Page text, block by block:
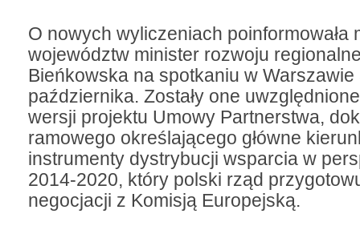
O nowych wyliczeniach poinformowała
województw minister rozwoju
Bieńkowska na spotkaniu w Warszawie
października. Zostały one
wersji projektu Umowy Partnerstwa,
ramowego określającego główne
instrumenty dystrybucji wsparcia w
2014-2020, który polski rząd
negocjacji z Komisją Europejską.